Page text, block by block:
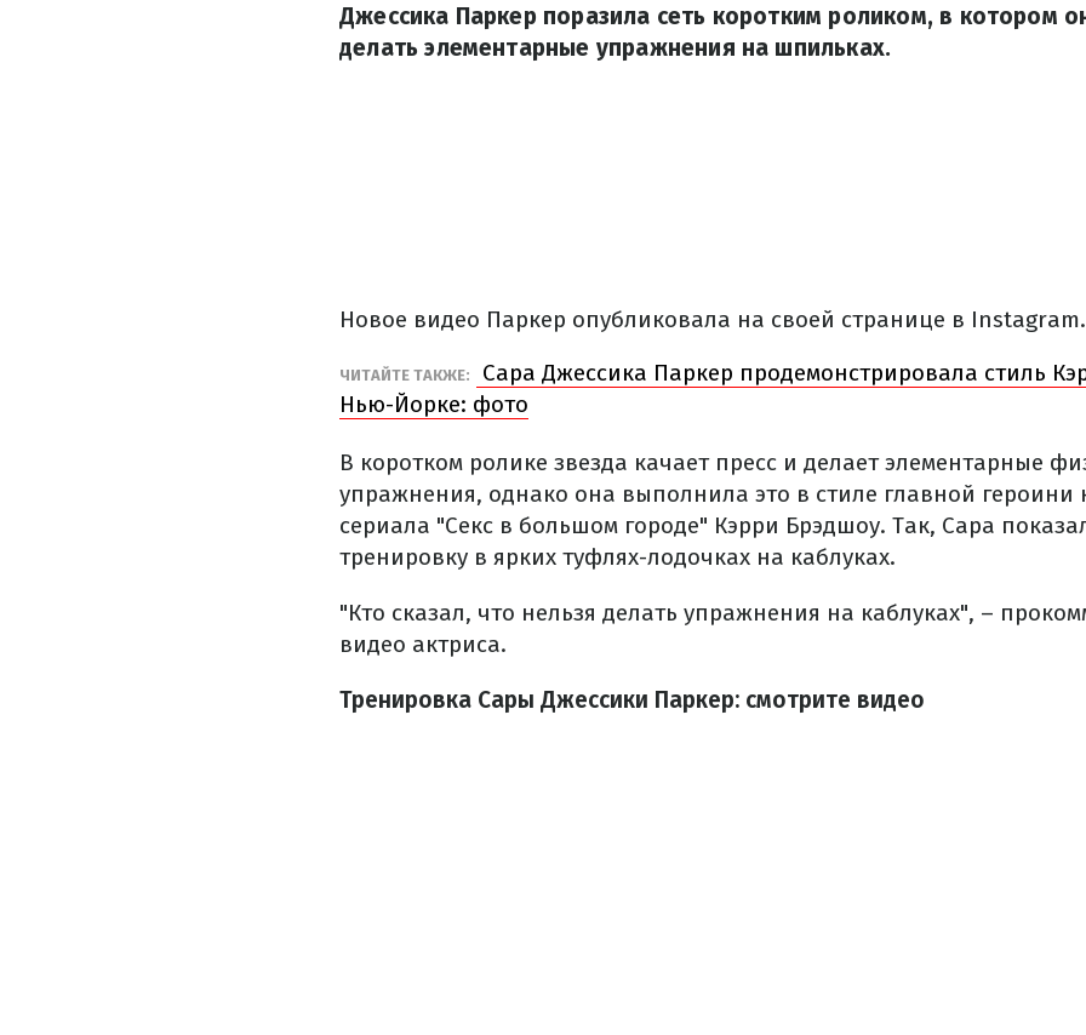
Джессика Паркер поразила сеть коротким роликом, в котором
делать элементарные упражнения на шпильках.
Новое видео Паркер опубликовала на своей странице в Instagram.
ЧИТАЙТЕ ТАКЖЕ:
Сара Джессика Паркер продемонстрировала стиль
Нью-Йорке: фото
В коротком ролике звезда качает пресс и делает элементарные
упражнения, однако она выполнила это в стиле главной героини
сериала "Секс в большом городе" Кэрри Брэдшоу. Так, Сара
тренировку в ярких туфлях-лодочках на каблуках.
"Кто сказал, что нельзя делать упражнения на каблуках", –
видео актриса.
Тренировка Сары Джессики Паркер: смотрите видео